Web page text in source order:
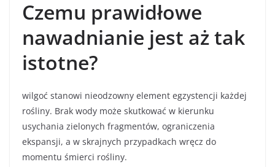
Czemu prawidłowe
nawadnianie jest aż tak
istotne?
wilgoć stanowi nieodzowny element egzystencji każdej
rośliny. Brak wody może skutkować w kierunku
usychania zielonych fragmentów, ograniczenia
ekspansji, a w skrajnych przypadkach wręcz do
momentu śmierci rośliny.